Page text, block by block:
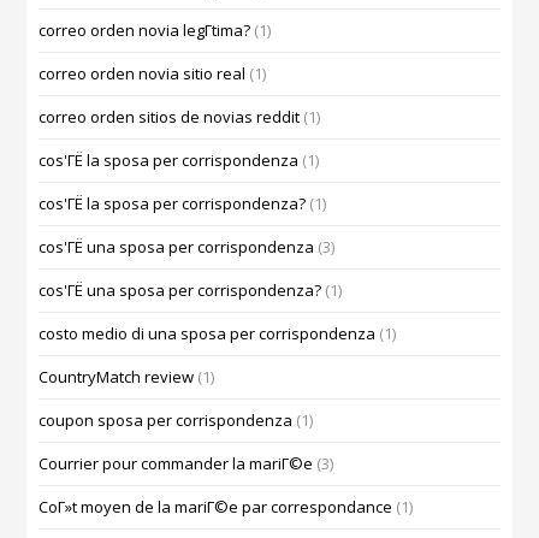
correo orden novia legГ­tima? (1)
correo orden novia sitio real (1)
correo orden sitios de novias reddit (1)
cos'ГЁ la sposa per corrispondenza (1)
cos'ГЁ la sposa per corrispondenza? (1)
cos'ГЁ una sposa per corrispondenza (3)
cos'ГЁ una sposa per corrispondenza? (1)
costo medio di una sposa per corrispondenza (1)
CountryMatch review (1)
coupon sposa per corrispondenza (1)
Courrier pour commander la mariГ©e (3)
CoГ»t moyen de la mariГ©e par correspondance (1)